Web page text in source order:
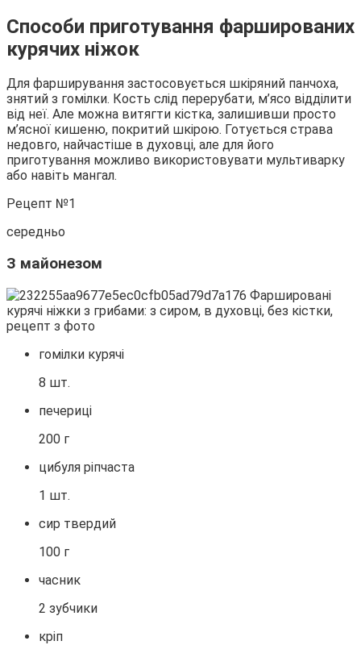
Способи приготування фаршированих
курячих ніжок
Для фарширування застосовується шкіряний панчоха,
знятий з гомілки. Кость слід перерубати, м’ясо відділити
від неї. Але можна витягти кістка, залишивши просто
м’ясної кишеню, покритий шкірою. Готується страва
недовго, найчастіше в духовці, але для його
приготування можливо використовувати мультиварку
або навіть мангал.
Рецепт №1
середньо
З майонезом
гомілки курячі
8 шт.
печериці
200 г
цибуля ріпчаста
1 шт.
сир твердий
100 г
часник
2 зубчики
кріп